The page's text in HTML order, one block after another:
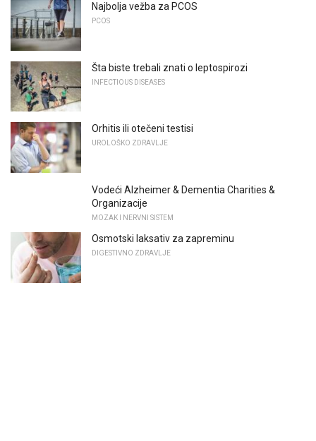
Najbolja vežba za PCOS
PCOS
Šta biste trebali znati o leptospirozi
INFECTIOUS DISEASES
Orhitis ili otečeni testisi
UROLOŠKO ZDRAVLJE
Vodeći Alzheimer & Dementia Charities &
Organizacije
MOZAK I NERVNI SISTEM
Osmotski laksativ za zapreminu
DIGESTIVNO ZDRAVLJE